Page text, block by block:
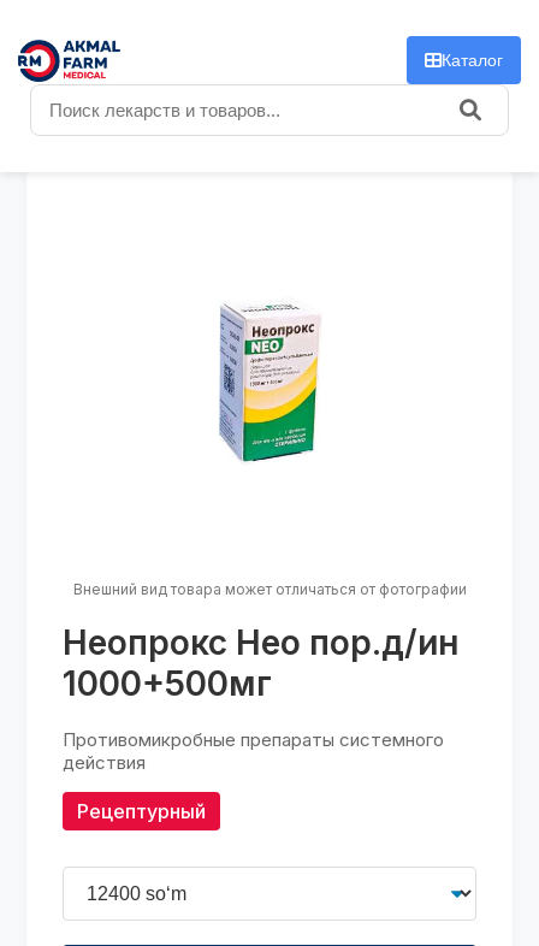
Каталог
Внешний вид товара может отличаться от фотографии
Неопрокс Нео пор.д/ин
1000+500мг
Противомикробные препараты системного
действия
Рецептурный